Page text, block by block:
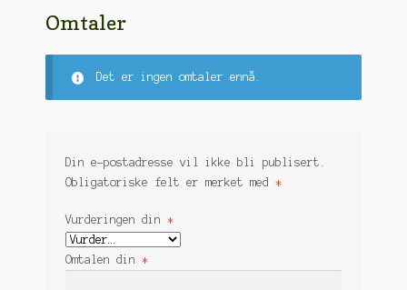
Omtaler
Det er ingen omtaler ennå.
Din e-postadresse vil ikke bli publisert.
Obligatoriske felt er merket med *
Vurderingen din *
Omtalen din *